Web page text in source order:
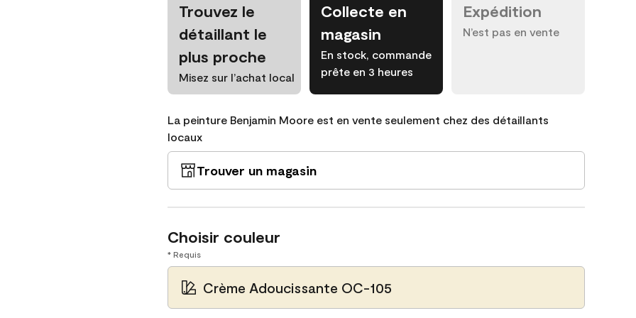
Trouvez le
détaillant le
plus proche
Misez sur l’achat local
Collecte en
magasin
En stock, commande
prête en 3 heures
Expédition
N’est pas en vente
La peinture Benjamin Moore est en vente seulement chez des détaillants
locaux
Trouver un magasin
Choisir couleur
* Requis
Crème Adoucissante OC-105